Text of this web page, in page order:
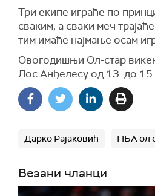
Три екипе играће по
сваким, а сваки меч
тим имаће најмање осам
Овогодишњи Ол-стар
Лос Анђелесу од 13. до
Дарко Рајаковић НБА ол
Везани чланци